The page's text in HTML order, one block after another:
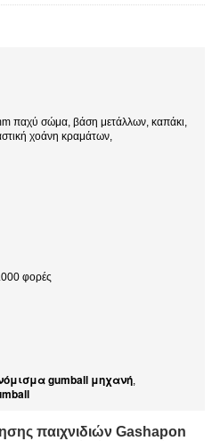
παχύ σώμα, βάση μετάλλων, καπάκι,
χοάνη κραμάτων,
φορές
gumball μηχανή,
παιχνιδιών Gashapon